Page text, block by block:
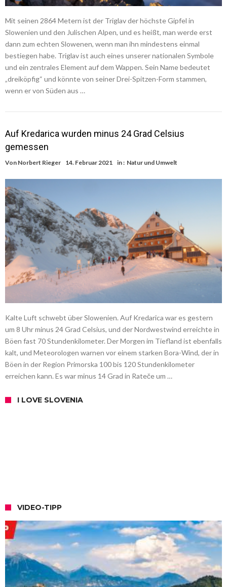
Mit seinen 2864 Metern ist der Triglav der höchste Gipfel in
Slowenien und den Julischen Alpen, und es heißt, man werde erst
dann zum echten Slowenen, wenn man ihn mindestens einmal
bestiegen habe. Triglav ist auch eines unserer nationalen Symbole
und ein zentrales Element auf dem Wappen. Sein Name bedeutet
„dreiköpfig“ und könnte von seiner Drei-Spitzen-Form stammen,
wenn er von Süden aus …
Auf Kredarica wurden minus 24 Grad Celsius
gemessen
Von Norbert Rieger 14. Februar 2021 in : Natur und Umwelt
Kalte Luft schwebt über Slowenien. Auf Kredarica war es gestern
um 8 Uhr minus 24 Grad Celsius, und der Nordwestwind erreichte in
Böen fast 70 Stundenkilometer. Der Morgen im Tiefland ist ebenfalls
kalt, und Meteorologen warnen vor einem starken Bora-Wind, der in
Böen in der Region Primorska 100 bis 120 Stundenkilometer
erreichen kann. Es war minus 14 Grad in Rateče um …
I LOVE SLOVENIA
VIDEO-TIPP